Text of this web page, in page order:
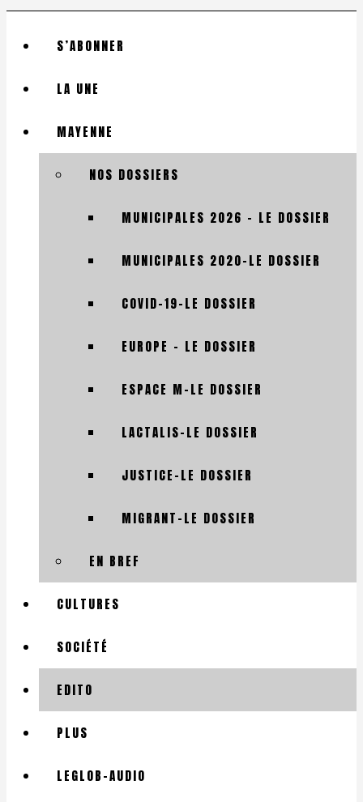
S’ABONNER
LA UNE
MAYENNE
NOS DOSSIERS
MUNICIPALES 2026 – LE DOSSIER
MUNICIPALES 2020-LE DOSSIER
COVID-19-LE DOSSIER
EUROPE – LE DOSSIER
ESPACE M-LE DOSSIER
LACTALIS-LE DOSSIER
JUSTICE-LE DOSSIER
MIGRANT-LE DOSSIER
EN BREF
CULTURES
SOCIÉTÉ
EDITO
PLUS
LEGLOB-AUDIO